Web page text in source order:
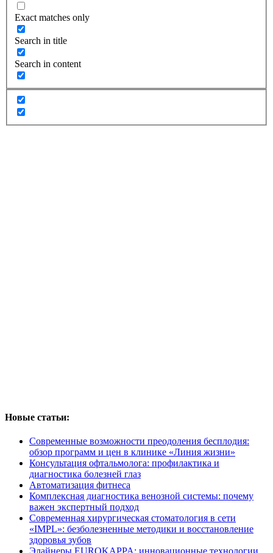
Exact matches only
Search in title
Search in content
Новые статьи:
Современные возможности преодоления бесплодия:
обзор программ и цен в клинике «Линия жизни»
Консультация офтальмолога: профилактика и
диагностика болезней глаз
Автоматизация фитнеса
Комплексная диагностика венозной системы: почему
важен экспертный подход
Современная хирургическая стоматология в сети
«IMPL»: безболезненные методики и восстановление
здоровья зубов
Элайнеры EUROKAPPA: инновационные технологии